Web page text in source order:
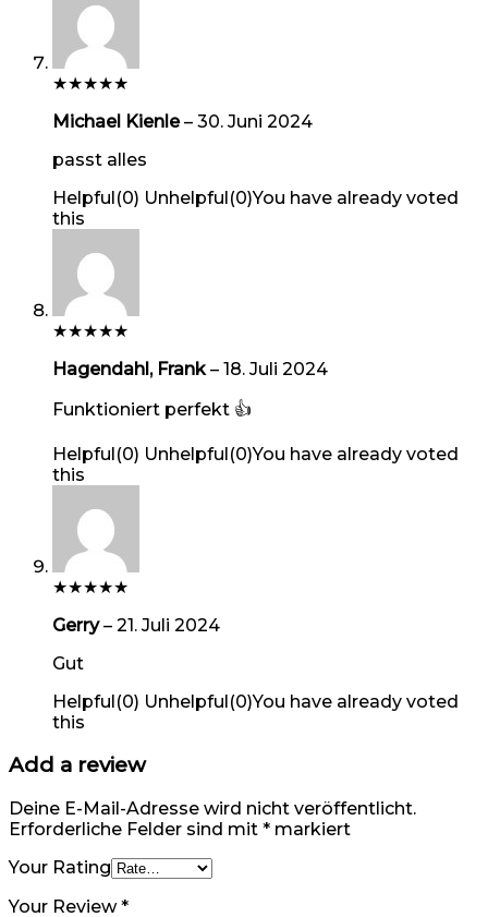
★★★★★
Michael Kienle– 30. Juni 2024
passt alles
Helpful(0) Unhelpful(0)You have already voted
this
★★★★★
Hagendahl, Frank – 18. Juli 2024
Funktioniert perfekt 👍
Helpful(0) Unhelpful(0)You have already voted
this
★★★★★
Gerry– 21. Juli 2024
Gut
Helpful(0) Unhelpful(0)You have already voted
this
Add a review
Deine E-Mail-Adresse wird nicht veröffentlicht.
Erforderliche Felder sind mit * markiert
Your Rating
Your Review*